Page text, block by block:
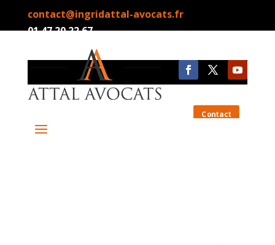
contact@ingridattal-avocats.fr
01.47.20.22.67
Contact